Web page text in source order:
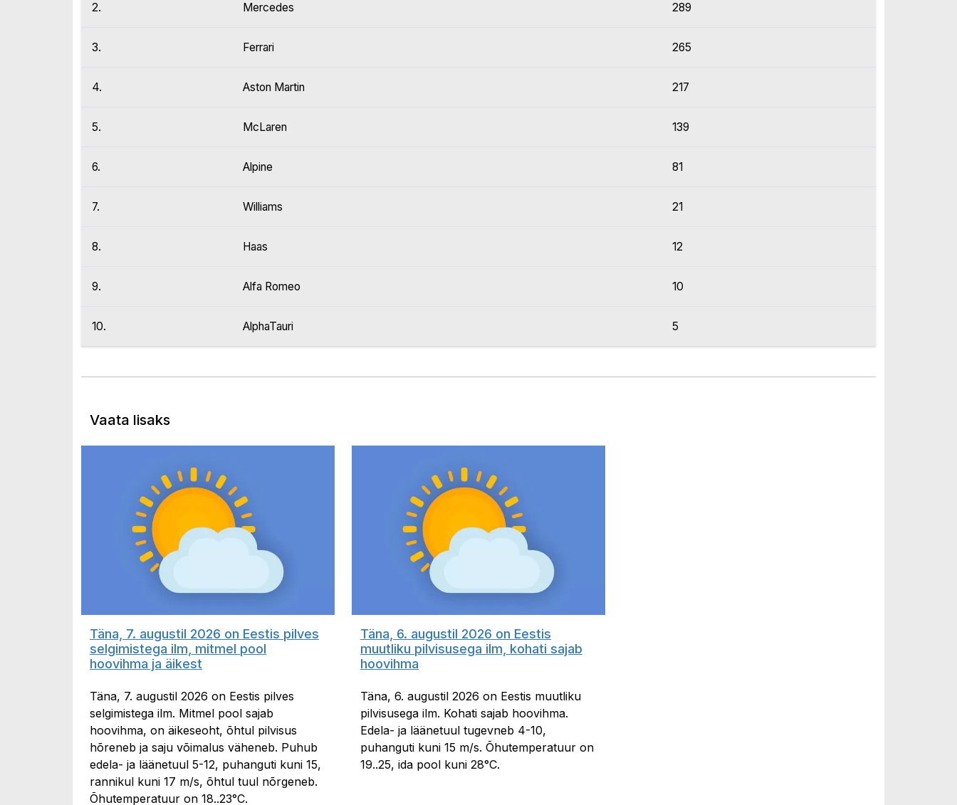
2. Mercedes 289
3. Ferrari 265
4. Aston Martin 217
5. McLaren 139
6. Alpine 81
7. Williams 21
8. Haas 12
9. Alfa Romeo 10
10. AlphaTauri 5
Vaata lisaks
Täna, 7. augustil 2026 on Eestis pilves
selgimistega ilm, mitmel pool
hoovihma ja äikest
Täna, 7. augustil 2026 on Eestis pilves
selgimistega ilm. Mitmel pool sajab
hoovihma, on äikeseoht, õhtul pilvisus
hõreneb ja saju võimalus väheneb. Puhub
edela- ja läänetuul 5-12, puhanguti kuni 15,
rannikul kuni 17 m/s, õhtul tuul nõrgeneb.
Õhutemperatuur on 18..23°C.
Täna, 6. augustil 2026 on Eestis
muutliku pilvisusega ilm, kohati sajab
hoovihma
Täna, 6. augustil 2026 on Eestis muutliku
pilvisusega ilm. Kohati sajab hoovihma.
Edela- ja läänetuul tugevneb 4-10,
puhanguti kuni 15 m/s. Õhutemperatuur on
19..25, ida pool kuni 28°C.